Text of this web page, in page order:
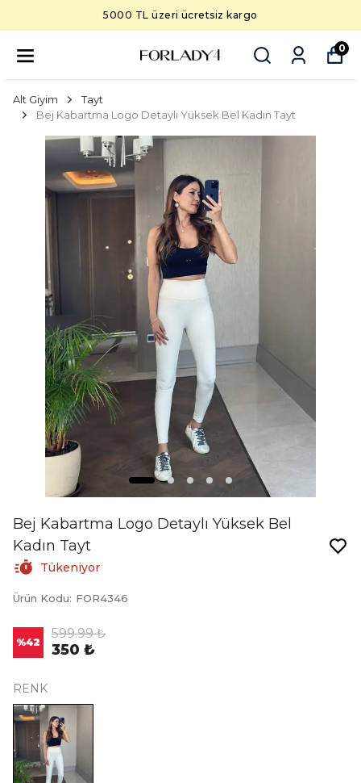
5000 TL üzeri ücretsiz kargo
0
Alt Giyim
Tayt
Bej Kabartma Logo Detaylı Yüksek Bel Kadın Tayt
Bej Kabartma Logo Detaylı Yüksek Bel
Kadın Tayt
Tükeniyor
Ürün Kodu: FOR4346
%42
599.99 ₺
350 ₺
RENK